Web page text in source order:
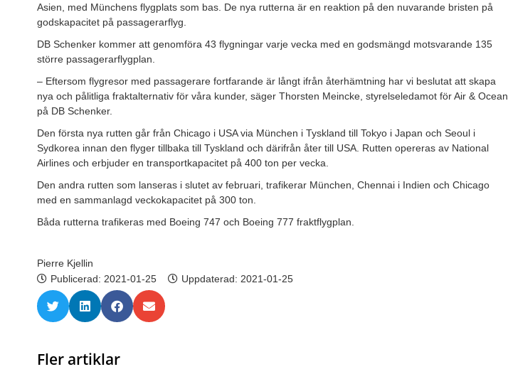
Asien, med Münchens flygplats som bas. De nya rutterna är en reaktion på den nuvarande bristen på
godskapacitet på passagerarflyg.
DB Schenker kommer att genomföra 43 flygningar varje vecka med en godsmängd motsvarande 135
större passagerarflygplan.
– Eftersom flygresor med passagerare fortfarande är långt ifrån återhämtning har vi beslutat att skapa
nya och pålitliga fraktalternativ för våra kunder, säger Thorsten Meincke, styrelseledamot för Air & Ocean
på DB Schenker.
Den första nya rutten går från Chicago i USA via München i Tyskland till Tokyo i Japan och Seoul i
Sydkorea innan den flyger tillbaka till Tyskland och därifrån åter till USA. Rutten opereras av National
Airlines och erbjuder en transportkapacitet på 400 ton per vecka.
Den andra rutten som lanseras i slutet av februari, trafikerar München, Chennai i Indien och Chicago
med en sammanlagd veckokapacitet på 300 ton.
Båda rutterna trafikeras med Boeing 747 och Boeing 777 fraktflygplan.
Pierre Kjellin
Publicerad: 2021-01-25 Uppdaterad: 2021-01-25
Fler artiklar